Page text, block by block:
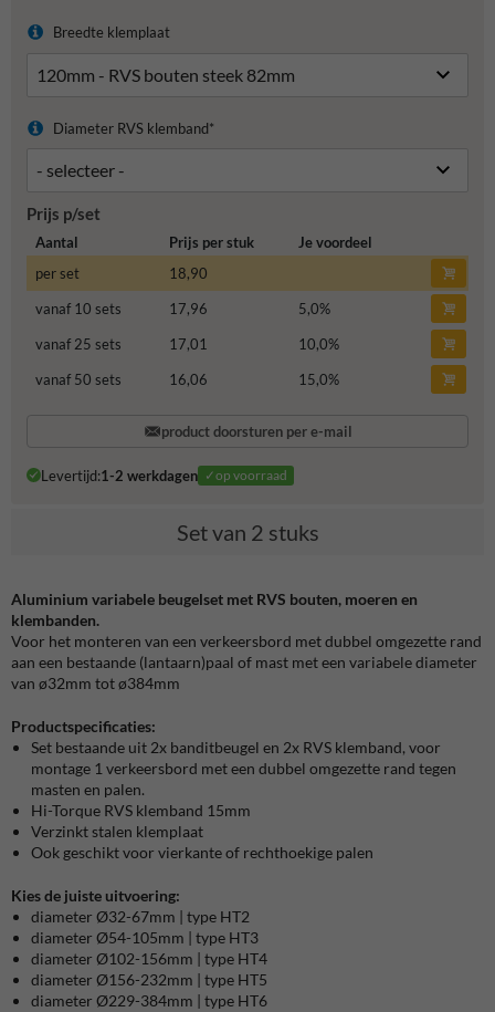
Breedte klemplaat
Diameter RVS klemband*
Prijs p/set
Aantal Prijs per stuk
Je voordeel
per set
18,90
vanaf 10 sets
17,96 5,0%
vanaf 25 sets
17,01 10,0%
vanaf 50 sets
16,06 15,0%
product doorsturen per e-mail
Levertijd:1-2 werkdagen ✓op voorraad
Set van 2 stuks
Aluminium variabele beugelset met RVS bouten, moeren en
klembanden.
Voor het monteren van een verkeersbord met dubbel omgezette rand
aan een bestaande (lantaarn)paal of mast met een variabele diameter
van ø32mm tot ø384mm
Productspecificaties:
Set bestaande uit 2x banditbeugel en 2x RVS klemband, voor
montage 1 verkeersbord met een dubbel omgezette rand tegen
masten en palen.
Hi-Torque RVS klemband 15mm
Verzinkt stalen klemplaat
Ook geschikt voor vierkante of rechthoekige palen
Kies de juiste uitvoering:
diameter Ø32-67mm | type HT2
diameter Ø54-105mm | type HT3
diameter Ø102-156mm | type HT4
diameter Ø156-232mm | type HT5
diameter Ø229-384mm | type HT6